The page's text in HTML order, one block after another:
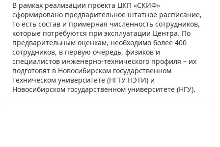
​В рамках реализации проекта ЦКП «СКИФ»
сформировано предварительное штатное расписание,
то есть состав и примерная численность сотрудников,
которые потребуются при эксплуатации Центра. По
предварительным оценкам, необходимо более 400
сотрудников, в первую очередь, физиков и
специалистов инженерно-технического профиля – их
подготовят в Новосибирском государственном
техническом университете (НГТУ НЭТИ) и
Новосибирском государственном университете (НГУ).